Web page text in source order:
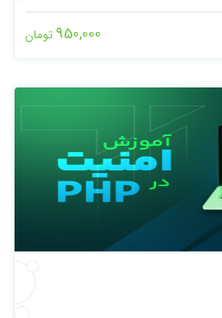
950,000تومان